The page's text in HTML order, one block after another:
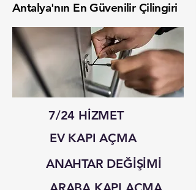
Antalya'nın En Güvenilir Çilingiri
7/24 HİZMET
EV KAPI AÇMA
ANAHTAR DEĞİŞİMİ